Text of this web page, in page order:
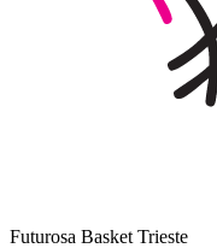
Futurosa Basket Trieste